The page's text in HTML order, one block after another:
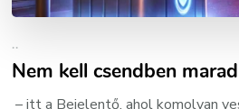
..
Nem kell csendben
– itt a Bejelentő, ahol komolyan